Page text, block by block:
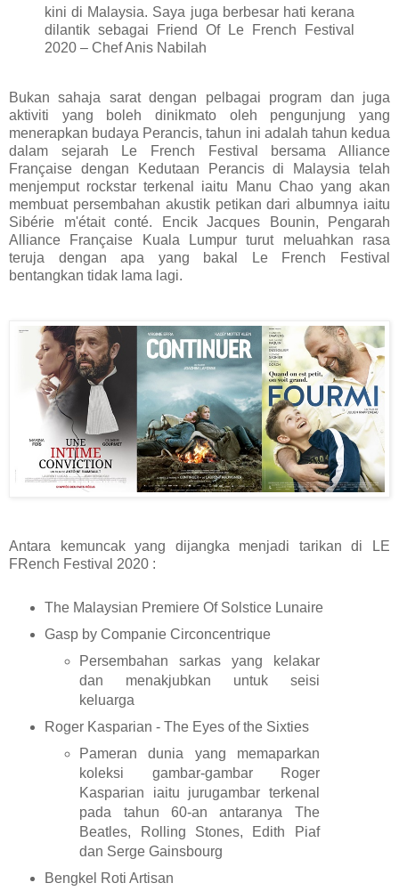
kini di Malaysia. Saya juga berbesar hati kerana
dilantik sebagai Friend Of Le French Festival
2020 – Chef Anis Nabilah
Bukan sahaja sarat dengan pelbagai program dan juga
aktiviti yang boleh dinikmato oleh pengunjung yang
menerapkan budaya Perancis, tahun ini adalah tahun kedua
dalam sejarah Le French Festival bersama Alliance
Française dengan Kedutaan Perancis di Malaysia telah
menjemput rockstar terkenal iaitu Manu Chao yang akan
membuat persembahan akustik petikan dari albumnya iaitu
Sibérie m'était conté. Encik Jacques Bounin, Pengarah
Alliance Française Kuala Lumpur turut meluahkan rasa
teruja dengan apa yang bakal Le French Festival
bentangkan tidak lama lagi.
Antara kemuncak yang dijangka menjadi tarikan di LE
FRench Festival 2020 :
The Malaysian Premiere Of Solstice Lunaire
Gasp by Companie Circoncentrique
Persembahan sarkas yang kelakar
dan menakjubkan untuk seisi
keluarga
Roger Kasparian - The Eyes of the Sixties
Pameran dunia yang memaparkan
koleksi gambar-gambar Roger
Kasparian iaitu jurugambar terkenal
pada tahun 60-an antaranya The
Beatles, Rolling Stones, Edith Piaf
dan Serge Gainsbourg
Bengkel Roti Artisan